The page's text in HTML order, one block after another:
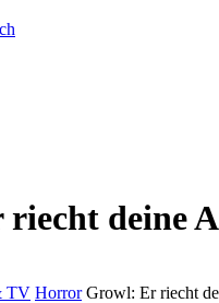
deine
TV Horror Growl: Er riecht